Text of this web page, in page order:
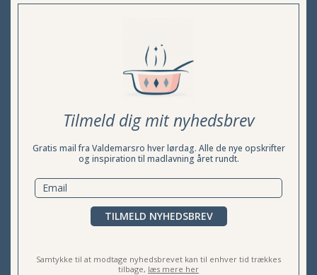
Tilmeld dig mit nyhedsbrev
Gratis mail fra Valdemarsro hver lørdag. Alle de nye opskrifter
og inspiration til madlavning året rundt.
TILMELD NYHEDSBREV
Samtykke til at modtage nyhedsbrevet kan til enhver tid trækkes
tilbage, læs mere her